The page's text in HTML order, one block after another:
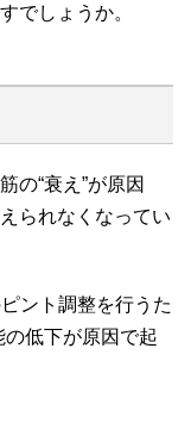
でしょうか。
の“衰え”が原因
られなくなってい
ント調整を行うた
低下が原因で起